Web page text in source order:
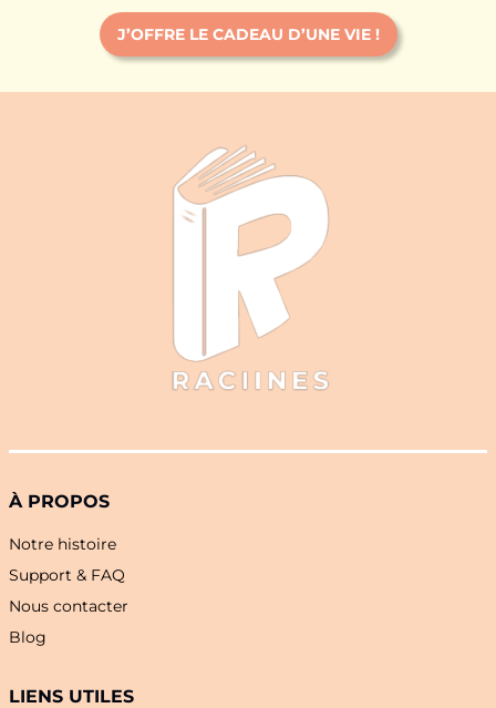
J’OFFRE LE CADEAU D’UNE VIE !
À PROPOS
Notre histoire
Support & FAQ
Nous contacter
Blog
LIENS UTILES